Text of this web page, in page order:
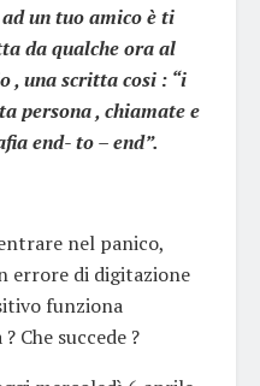
un tuo amico è ti
da qualche ora al
, una scritta cosi : “i
persona , chiamate e
end- to – end”.
nel panico,
errore di digitazione
funziona
Che succede ?